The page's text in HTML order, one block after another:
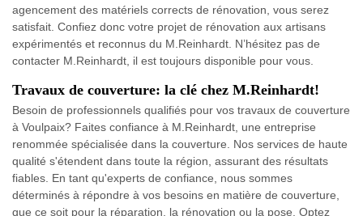
agencement des matériels corrects de rénovation, vous serez
satisfait. Confiez donc votre projet de rénovation aux artisans
expérimentés et reconnus du M.Reinhardt. N’hésitez pas de
contacter M.Reinhardt, il est toujours disponible pour vous.
Travaux de couverture: la clé chez M.Reinhardt!
Besoin de professionnels qualifiés pour vos travaux de couverture
à Voulpaix? Faites confiance à M.Reinhardt, une entreprise
renommée spécialisée dans la couverture. Nos services de haute
qualité s'étendent dans toute la région, assurant des résultats
fiables. En tant qu'experts de confiance, nous sommes
déterminés à répondre à vos besoins en matière de couverture,
que ce soit pour la réparation, la rénovation ou la pose. Optez